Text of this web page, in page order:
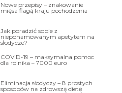
Nowe przepisy – znakowanie
mięsa flagą kraju pochodzenia
Jak poradzić sobie z
niepohamowanym apetytem na
słodycze?
COVID-19 – maksymalna pomoc
dla rolnika – 7000 euro
Eliminacja słodyczy – 8 prostych
sposobów na zdrowszą dietę